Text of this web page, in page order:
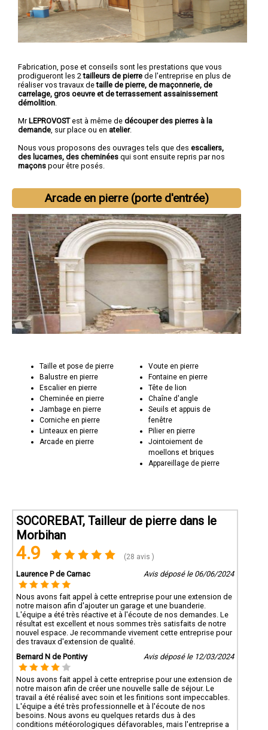
Fabrication, pose et conseils sont les prestations que vous
prodigueront les 2tailleurs de pierre de l'entreprise en plus de
réaliser vos travaux detaille de pierre, de maçonnerie, de
carrelage, gros oeuvre et de terrassement assainissement
démolition.
Mr LEPROVOSTest à même de découper des pierres à la
demande, sur place ou en atelier.
Nous vous proposons des ouvrages tels que des escaliers,
des lucarnes, des cheminées qui sont ensuite repris par nos
maçons pour être posés.
Arcade en pierre (porte d'entrée)
Taille et pose de pierre
Balustre en pierre
Escalier en pierre
Cheminée en pierre
Jambage en pierre
Corniche en pierre
Linteaux en pierre
Arcade en pierre
Voute en pierre
Fontaine en pierre
Tête de lion
Chaîne d'angle
Seuils et appuis de
fenêtre
Pilier en pierre
Jointoiement de
moellons et briques
Appareillage de pierre
SOCOREBAT, Tailleur de pierre dans le
Morbihan
4.9 (28 avis )
Laurence P de Carnac Avis déposé le 06/06/2024
Nous avons fait appel à cette entreprise pour une extension de
notre maison afin d'ajouter un garage et une buanderie.
L'équipe a été très réactive et à l'écoute de nos demandes. Le
résultat est excellent et nous sommes très satisfaits de notre
nouvel espace. Je recommande vivement cette entreprise pour
des travaux d'extension de qualité.
Bernard N de Pontivy
Avis déposé le 12/03/2024
Nous avons fait appel à cette entreprise pour une extension de
notre maison afin de créer une nouvelle salle de séjour. Le
travail a été réalisé avec soin et les finitions sont impeccables.
L'équipe a été très professionnelle et à l'écoute de nos
besoins. Nous avons eu quelques retards dus à des
conditions météorologiques défavorables, mais l'entreprise a